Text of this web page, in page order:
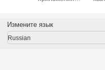
барабанчика
DG20
Измените язык
Russian